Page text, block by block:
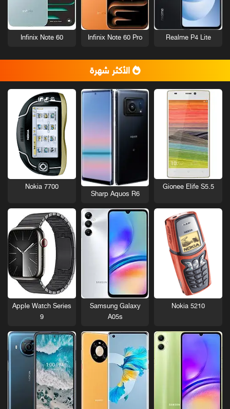
Realme P4 Lite
Infinix Note 60 Pro
Infinix Note 60
الأكثر شهرة
Gionee Elife S5.5
Sharp Aquos R6
Nokia 7700
Nokia 5210
Samsung Galaxy
A05s
Apple Watch Series
9